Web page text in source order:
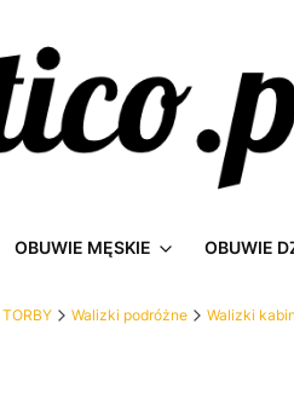
OBUWIE MĘSKIE OBUWIE
TORBY Walizki podróżne Walizki